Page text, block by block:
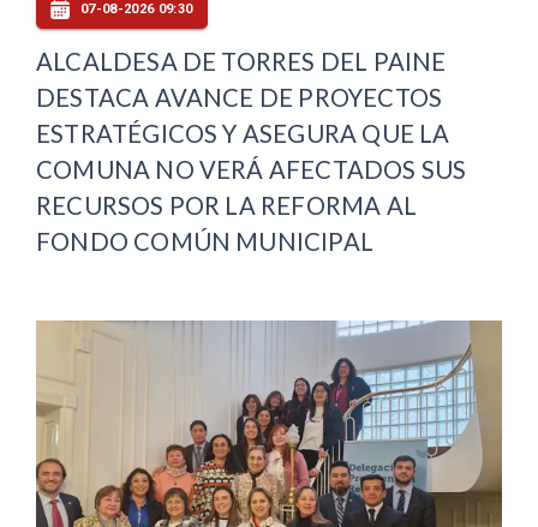
07-08-2026 09:30
ALCALDESA DE TORRES DEL PAINE
DESTACA AVANCE DE PROYECTOS
ESTRATÉGICOS Y ASEGURA QUE LA
COMUNA NO VERÁ AFECTADOS SUS
RECURSOS POR LA REFORMA AL
FONDO COMÚN MUNICIPAL